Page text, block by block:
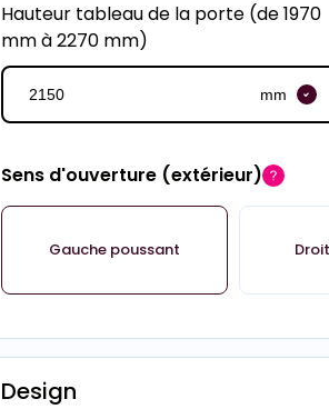
Hauteur tableau de la porte (de 1970
mm à 2270 mm)
mm
Sens d'ouverture (extérieur)
Gauche poussant
Design